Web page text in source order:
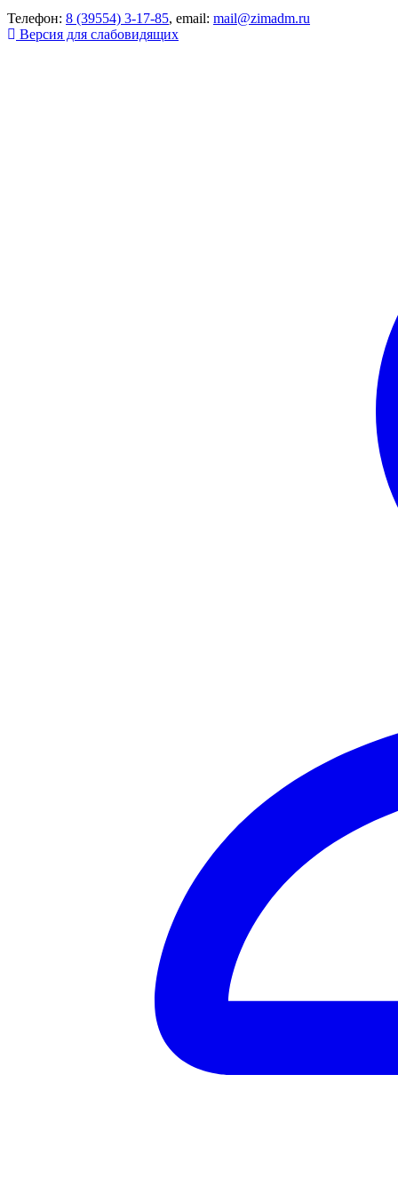
Телефон: 8 (39554) 3-17-85, email: mail@zimadm.ru
Версия для слабовидящих